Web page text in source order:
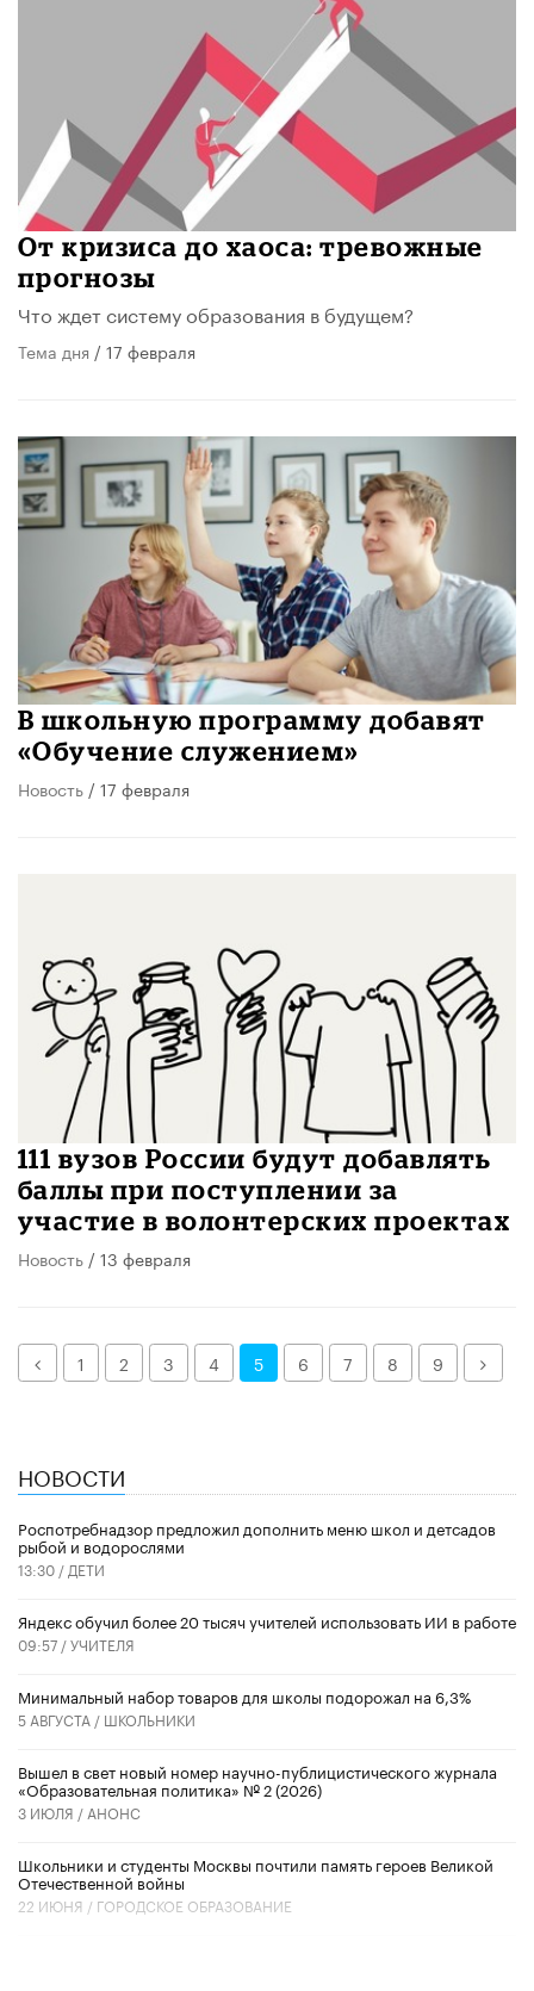
От кризиса до хаоса: тревожные
прогнозы
Что ждет систему образования в будущем?
Тема дня / 17 февраля
В школьную программу добавят
«Обучение служением»
Новость / 17 февраля
111 вузов России будут добавлять
баллы при поступлении за
участие в волонтерских проектах
Новость / 13 февраля
Назад1 2 3 4 5 6 7 8 9 Далее
НОВОСТИ
Роспотребнадзор предложил дополнить меню школ и детсадов
рыбой и водорослями
13:30 / ДЕТИ
​Яндекс обучил более 20 тысяч учителей использовать ИИ в работе
09:57 /УЧИТЕЛЯ
Минимальный набор товаров для школы подорожал на 6,3%
5 АВГУСТА / ШКОЛЬНИКИ
Вышел в свет новый номер научно-публицистического журнала
«Образовательная политика» № 2 (2026)
3 ИЮЛЯ / АНОНС
Школьники и студенты Москвы почтили память героев Великой
Отечественной войны
22 ИЮНЯ / ГОРОДСКОЕ ОБРАЗОВАНИЕ